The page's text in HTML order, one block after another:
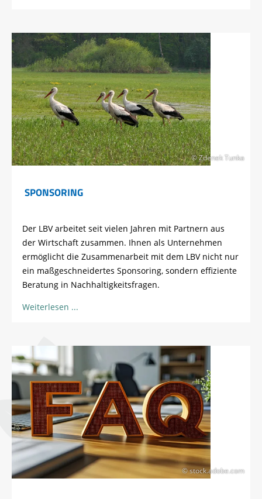
© Zdenek Tunka
SPONSORING
Der LBV arbeitet seit vielen Jahren mit Partnern aus
der Wirtschaft zusammen. Ihnen als Unternehmen
ermöglicht die Zusammenarbeit mit dem LBV nicht nur
ein maßgeschneidertes Sponsoring, sondern effiziente
Beratung in Nachhaltigkeitsfragen.
Weiterlesen
© stock.adobe.com